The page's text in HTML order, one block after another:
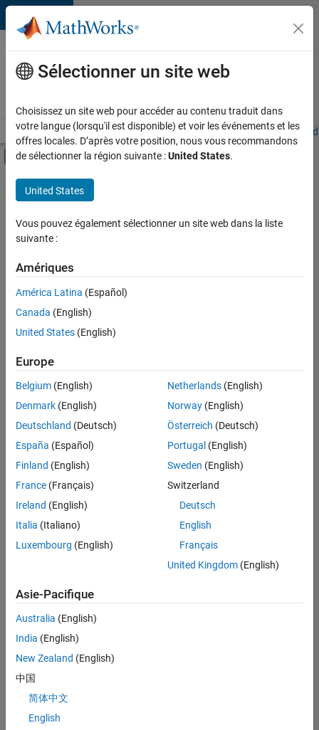
Passer au contenu
Votre
carrière
chez
Accueil Explorer nos opportunités Adresses de nos bureaux
Activer/désactiver l'affichage du menu
Contenu principal
FILTRER PAR
Support avancé
Globalisation
Infrastructure et architecture
Actuellement,
aucune
offre
d'emploi
correspondant
à vos
critères
de
recherche.
Vous
pouvez
élargir
votre
recherche
ou
afficher
l’ensemble
d'emploi.
malgré
tout
vous
trouvez
pas
d'offre
Sélectionner un site web
Choisissez un site web pour accéder au contenu traduit dans
votre langue (lorsqu'il est disponible) et voir les événements et les
offres locales. D’après votre position, nous vous recommandons
de sélectionner la région suivante :United States.
United States
Vous pouvez également sélectionner un site web dans la liste
suivante :
Amériques
América Latina (Español)
Canada (English)
United States (English)
Europe
Belgium (English)
Denmark (English)
Deutschland (Deutsch)
España (Español)
Finland (English)
France (Français)
Ireland (English)
Italia (Italiano)
Luxembourg (English)
Netherlands(English)
Norway(English)
Österreich (Deutsch)
Portugal (English)
Sweden (English)
Switzerland
Deutsch
English
Français
United Kingdom(English)
Asie-Pacifique
Australia (English)
India (English)
New Zealand (English)
中国
简体中文
English